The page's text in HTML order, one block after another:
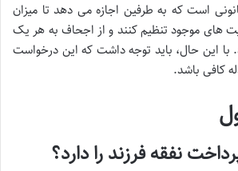
است که به طرفین اجازه می دهد تا میزان
های موجود تنظیم کنند و از اجحاف به هر یک
با این حال، باید توجه داشت که این درخواست
کافی باشد.
نفقه فرزند را دارد؟